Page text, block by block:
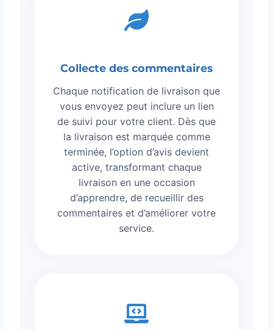
Collecte des commentaires
Chaque notification de livraison que
vous envoyez peut inclure un lien
de suivi pour votre client. Dès que
la livraison est marquée comme
terminée, l’option d’avis devient
active, transformant chaque
livraison en une occasion
d’apprendre, de recueillir des
commentaires et d’améliorer votre
service.